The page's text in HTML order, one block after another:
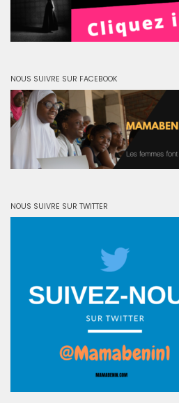
NOUS SUIVRE SUR FACEBOOK
NOUS SUIVRE SUR TWITTER